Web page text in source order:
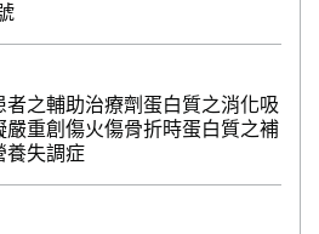
之輔助治療劑蛋白質之消化吸
重創傷火傷骨折時蛋白質之補
養失調症